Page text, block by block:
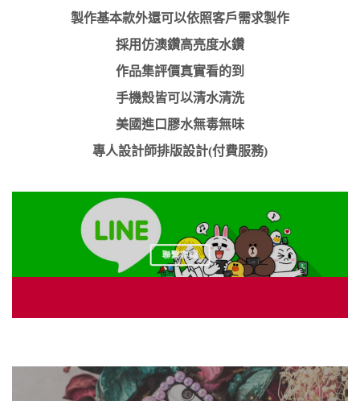
製作基本款外還可以依照客戶需求製作
採用仿澳鑽高亮度水鑽
作品集評價真實看的到
手機殼皆可以清水清洗
美國進口膠水無毒無味
專人設計師排版設計(付費服務)
聯繫客服